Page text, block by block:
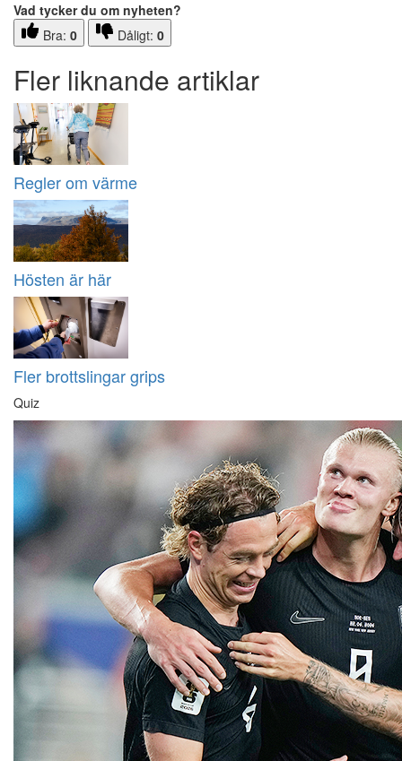
Vad tycker du om nyheten?
Bra: 0 Dåligt: 0
Fler liknande artiklar
Regler om värme
Hösten är här
Fler brottslingar grips
Quiz